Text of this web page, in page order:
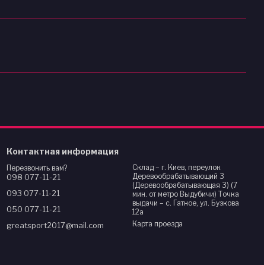
Контактная информация
Перезвонить вам?
098 077-11-21
093 077-11-21
050 077-11-21
greatsport2017@mail.com
Склад – г. Киев, переулок
Деревообрабатывающий 3
(Деревообрабатывающая 3) (7
мин. от метро Выдубичи) Точка
выдачи – с. Гатное, ул. Бузкова
12а
Карта проезда